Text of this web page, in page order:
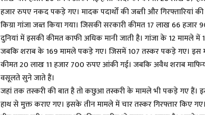
हजार रुपए नकद पकड़े गए। मादक पदार्थों की जब्ती और गिरफ्तारियां
किग्रा गांजा जब्त किया गया। जिसकी सरकारी कीमत 17 लाख 66
दुनियां में इसकी कीमत काफी अधिक मानी जाती है। गांजा के 12 मामले में
जबकि शराब के 169 मामले पकड़े गए। जिसमें 107 तस्कर पकड़े गए। इस
कीमत 20 लाख 11 हजार 700 रुपए आंकी गई। जबकि अवैध शराब
वसूलते सुने जाते हैं।
जहां तक तस्करी की बात है तो कछुआ तस्करी के मामले भी पकड़े गए
हाथ से मुक्त कराए गए। इसके तीन मामले में चार तस्कर गिरफ्तार किए